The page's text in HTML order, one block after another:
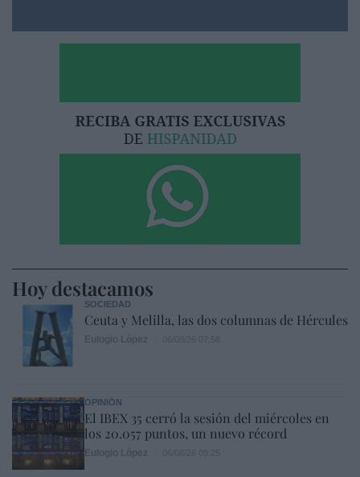
Hoy destacamos
SOCIEDAD
Ceuta y Melilla, las dos columnas de Hércules
OPINIÓN
El IBEX 35 cerró la sesión del miércoles en
los 20.057 puntos, un nuevo récord